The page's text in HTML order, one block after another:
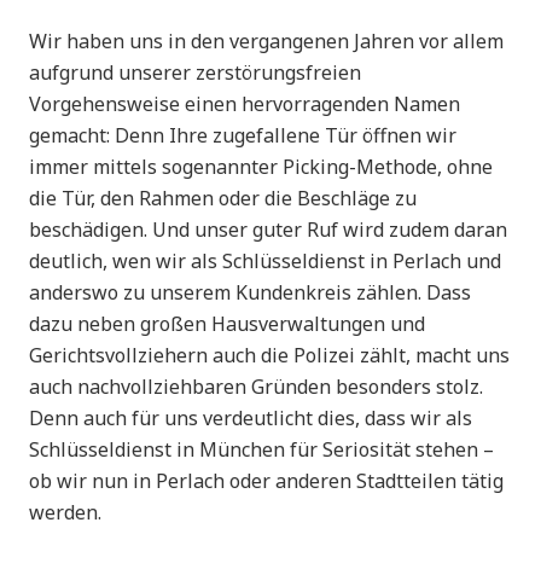
Wir haben uns in den vergangenen Jahren vor allem
aufgrund unserer zerstörungsfreien
Vorgehensweise einen hervorragenden Namen
gemacht: Denn Ihre zugefallene Tür öffnen wir
immer mittels sogenannter Picking-Methode, ohne
die Tür, den Rahmen oder die Beschläge zu
beschädigen. Und unser guter Ruf wird zudem daran
deutlich, wen wir als Schlüsseldienst in Perlach und
anderswo zu unserem Kundenkreis zählen. Dass
dazu neben großen Hausverwaltungen und
Gerichtsvollziehern auch die Polizei zählt, macht uns
auch nachvollziehbaren Gründen besonders stolz.
Denn auch für uns verdeutlicht dies, dass wir als
Schlüsseldienst in München für Seriosität stehen –
ob wir nun in Perlach oder anderen Stadtteilen tätig
werden.